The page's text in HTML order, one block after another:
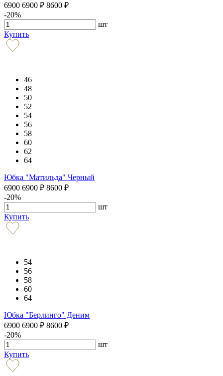
6900 6900 ₽ 8600 ₽
-20%
шт
Купить
46
48
50
52
54
56
58
60
62
64
Юбка "Матильда" Черный
6900 6900 ₽ 8600 ₽
-20%
шт
Купить
54
56
58
60
64
Юбка "Берлинго" Деним
6900 6900 ₽ 8600 ₽
-20%
шт
Купить